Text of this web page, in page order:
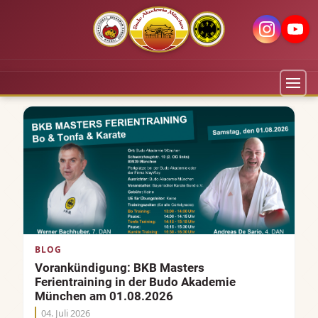
BLOG
Vorankündigung: BKB Masters
Ferientraining in der Budo Akademie
München am 01.08.2026
04. Juli 2026